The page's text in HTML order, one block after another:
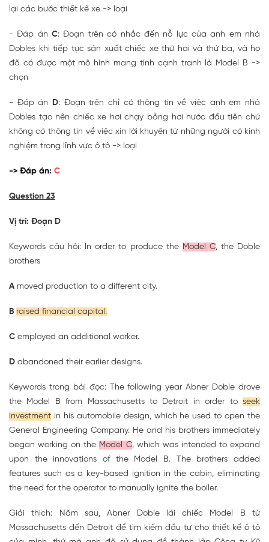
lại các bước thiết kế xe -> loại
- Đáp ánC: Đoạn trên có nhắc đến nỗ lực của anh em nhà
Dobles khi tiếp tục sản xuất chiếc xe thứ hai và thứ ba, và họ
đã có được một mô hình mang tính cạnh tranh là Model B ->
chọn
- Đáp án D: Đoạn trên chỉ có thông tin về việc anh em nhà
Dobles tạo nên chiếc xe hơi chạy bằng hơi nước đầu tiên chứ
không có thông tin về việc xin lời khuyên từ những người có kinh
nghiệm trong lĩnh vực ô tô -> loại
-> Đáp án: C
Question 23
Vị trí: Đoạn D
Keywords câu hỏi: In order to produce the Model C, the Doble
brothers
A moved production to a different city.
B raised financial capital.
C employed an additional worker.
D abandoned their earlier designs.
Keywords trong bài đọc: The following year Abner Doble drove
the Model B from Massachusetts to Detroit in order to seek
investment in his automobile design, which he used to open the
General Engineering Company. He and his brothers immediately
began working on the Model C, which was intended to expand
upon the innovations of the Model B. The brothers added
features such as a key-based ignition in the cabin, eliminating
the need for the operator to manually ignite the boiler.
Giải thích: Năm sau, Abner Doble lái chiếc Model B từ
Massachusetts đến Detroit để tìm kiếm đầu tư cho thiết kế ô tô